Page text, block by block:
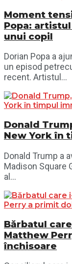
Moment
Popa:
unui copil
Dorian Popa a
un episod
recent. Artistul...
Donald
New York în
Donald Trump a
Madison Square
al...
Bărbatul
Matthew
închisoare